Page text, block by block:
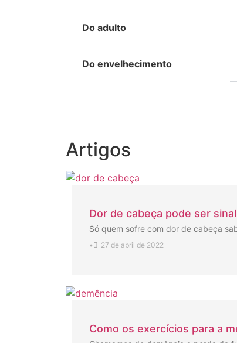
Do adulto
Do envelhecimento
Artigos
Dor de cabeça pode ser
Só quem sofre com dor de cabeça
• 27 de abril de 2022
Como os exercícios para a